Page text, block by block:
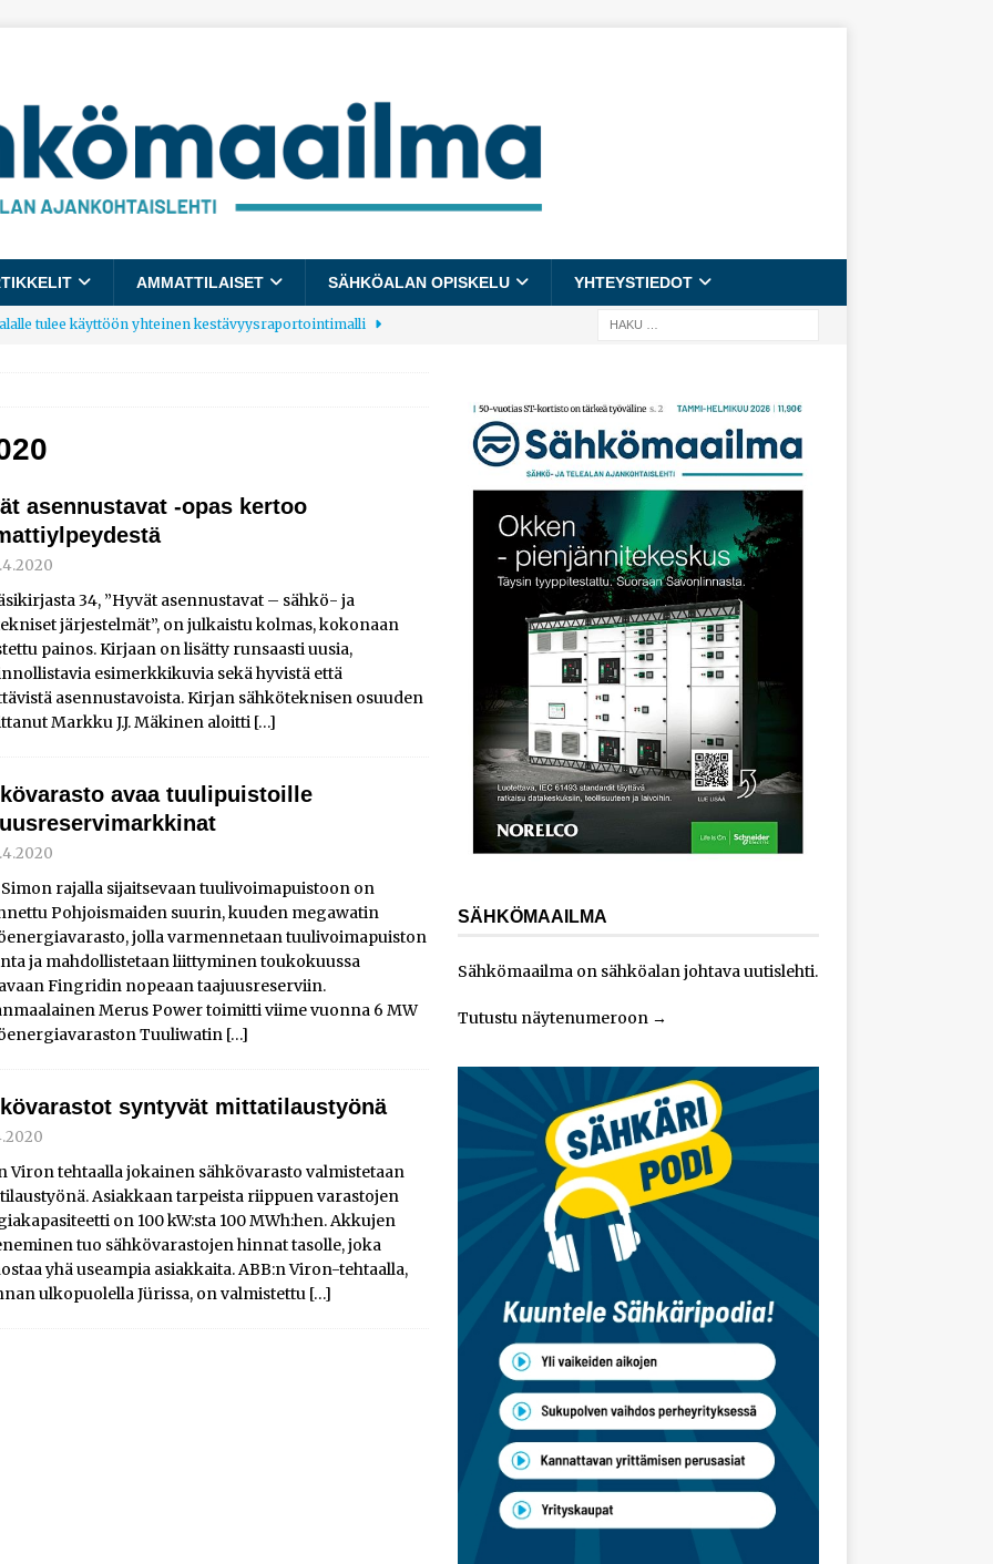
AMMATTILAISET SÄHKÖALAN OPISKELU YHTEYSTIEDOT
tulee käyttöön yhteinen kestävyysraportointimalli
ydinvoimalaitoksen vuosihuolto sisältää useita
AJANKOHTAISTA
vahvistaa teollisuusliiketoimintaansa yrityskaupalla
asennustavat -opas kertoo
34, ”Hyvät asennustavat – sähkö- ja
järjestelmät”, on julkaistu kolmas, kokonaan
painos. Kirjaan on lisätty runsaasti uusia,
esimerkkikuvia sekä hyvistä että
asennustavoista. Kirjan sähköteknisen osuuden
Markku J.J. Mäkinen aloitti […]
avaa tuulipuistoille
rajalla sijaitsevaan tuulivoimapuistoon on
Pohjoismaiden suurin, kuuden megawatin
jolla varmennetaan tuulivoimapuiston
ja mahdollistetaan liittyminen toukokuussa
Fingridin nopeaan taajuusreserviin.
Merus Power toimitti viime vuonna 6 MW
Tuuliwatin […]
syntyvät mittatilaustyönä
Viron tehtaalla jokainen sähkövarasto valmistetaan
Asiakkaan tarpeista riippuen varastojen
on 100 kW:sta 100 MWh:hen. Akkujen
tuo sähkövarastojen hinnat tasolle, joka
yhä useampia asiakkaita. ABB:n Viron-tehtaalla,
ulkopuolella Jürissa, on valmistettu […]
SÄHKÖMAAILMA
Sähkömaailma on sähköalan johtava uutislehti.
Tutustu näytenumeroon→